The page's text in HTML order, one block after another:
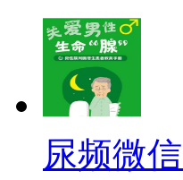
尿频微